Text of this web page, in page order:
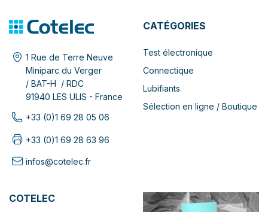
1 Rue de Terre Neuve
Miniparc du Verger
/ BAT-H / RDC
91940 LES ULIS - France
+33 (0)1 69 28 05 06
+33 (0)1 69 28 63 96
infos@cotelec.fr
CATÉGORIES
Test électronique
Connectique
Lubifiants
Sélection en ligne / Boutique
COTELEC